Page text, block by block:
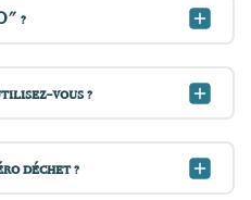
?
vous ?
déchet ?